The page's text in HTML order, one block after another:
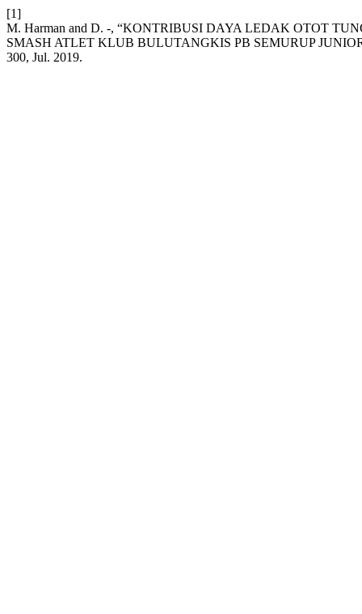
[1]
M. Harman and D. -, “KONTRIBUSI DAYA LEDAK OTOT
SMASH ATLET KLUB BULUTANGKIS PB SEMURUP
300, Jul. 2019.